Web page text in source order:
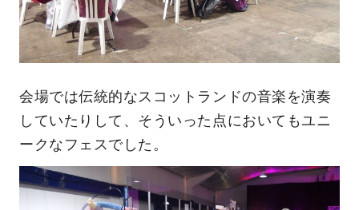
会場では伝統的なスコットランドの音楽を演奏
していたりして、そういった点においてもユニ
ークなフェスでした。